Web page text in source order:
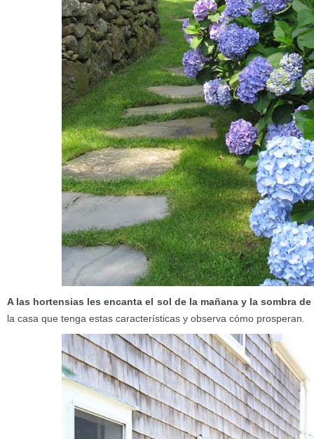
A las hortensias les encanta el sol de la mañana y la sombra de
la casa que tenga estas características y observa cómo prosperan.